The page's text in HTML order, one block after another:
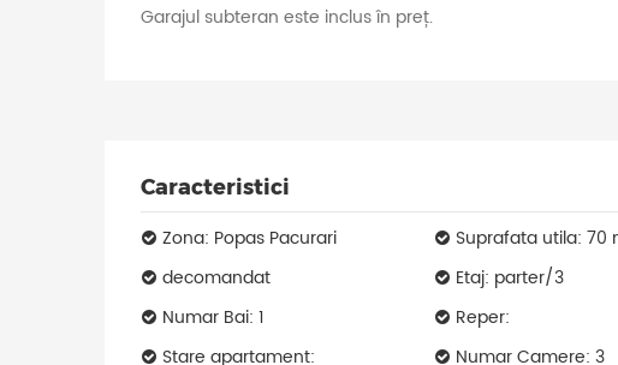
Garajul subteran este inclus în preț.
Caracteristici
Zona: Popas Pacurari Suprafata utila: 70
decomandat
Etaj: parter/3
Numar Bai: 1
Reper:
Stare apartament:
Numar Camere: 3